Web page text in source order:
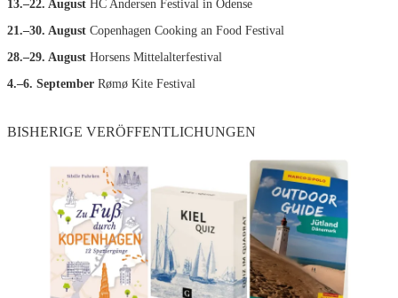
13.–22. August HC Andersen Festival in Odense
21.–30. August Copenhagen Cooking an Food Festival
28.–29. August Horsens Mittelalterfestival
4.–6. September Rømø Kite Festival
BISHERIGE VERÖFFENTLICHUNGEN